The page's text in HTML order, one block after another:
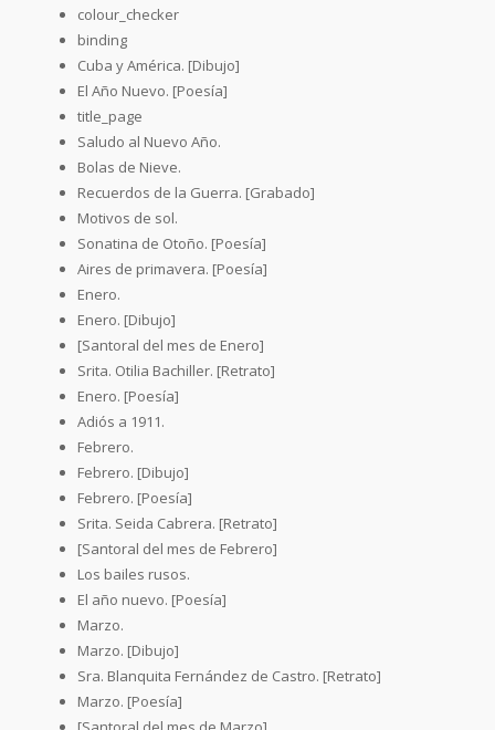
colour_checker
binding
Cuba y América. [Dibujo]
El Año Nuevo. [Poesía]
title_page
Saludo al Nuevo Año.
Bolas de Nieve.
Recuerdos de la Guerra. [Grabado]
Motivos de sol.
Sonatina de Otoño. [Poesía]
Aires de primavera. [Poesía]
Enero.
Enero. [Dibujo]
[Santoral del mes de Enero]
Srita. Otilia Bachiller. [Retrato]
Enero. [Poesía]
Adiós a 1911.
Febrero.
Febrero. [Dibujo]
Febrero. [Poesía]
Srita. Seida Cabrera. [Retrato]
[Santoral del mes de Febrero]
Los bailes rusos.
El año nuevo. [Poesía]
Marzo.
Marzo. [Dibujo]
Sra. Blanquita Fernández de Castro. [Retrato]
Marzo. [Poesía]